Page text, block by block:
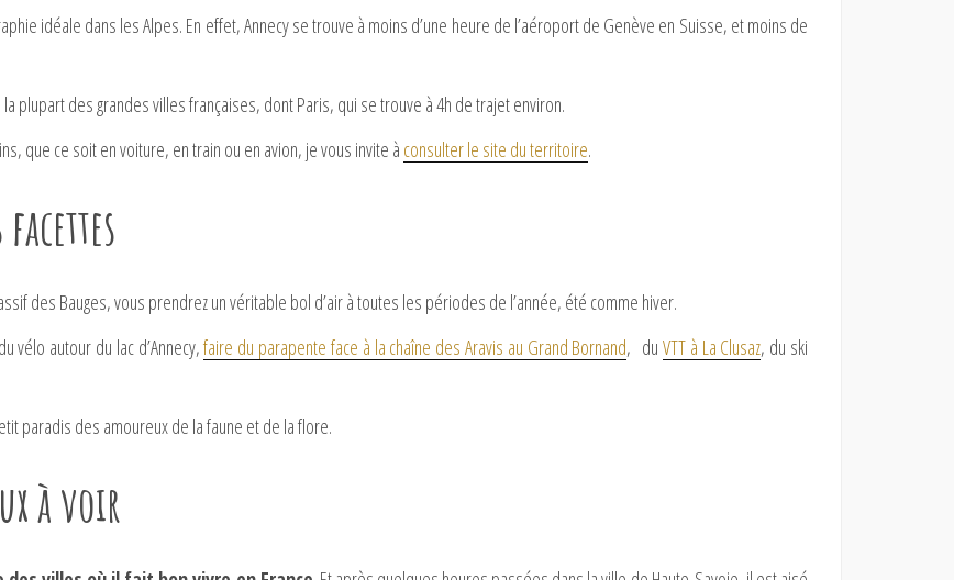
idéale dans les Alpes. En effet, Annecy se trouve à moins d’une heure de l’aéroport de Genève en Suisse, et moins de
plupart des grandes villes françaises, dont Paris, qui se trouve à 4h de trajet environ.
que ce soit en voiture, en train ou en avion, je vous invite à consulter le site du territoire.
des Bauges, vous prendrez un véritable bol d’air à toutes les périodes de l’année, été comme hiver.
vélo autour du lac d’Annecy,faire du parapente face à la chaîne des Aravis au Grand Bornand, du VTT à La Clusaz, du ski
paradis des amoureux de la faune et de la flore.
à voir